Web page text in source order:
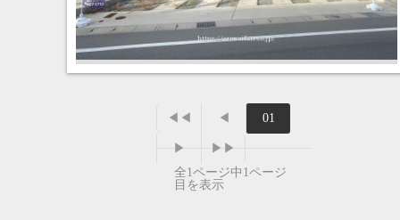
◀◀ ◀ 01
▶
▶▶
全1ページ中1ページ
目を表示